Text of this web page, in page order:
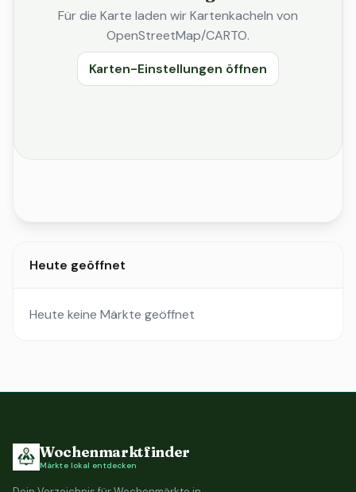
Für die Karte laden wir Kartenkacheln von
OpenStreetMap/CARTO.
Karten-Einstellungen öffnen
Heute geöffnet
Heute keine Märkte geöffnet
Wochenmarktfinder
Märkte lokal entdecken